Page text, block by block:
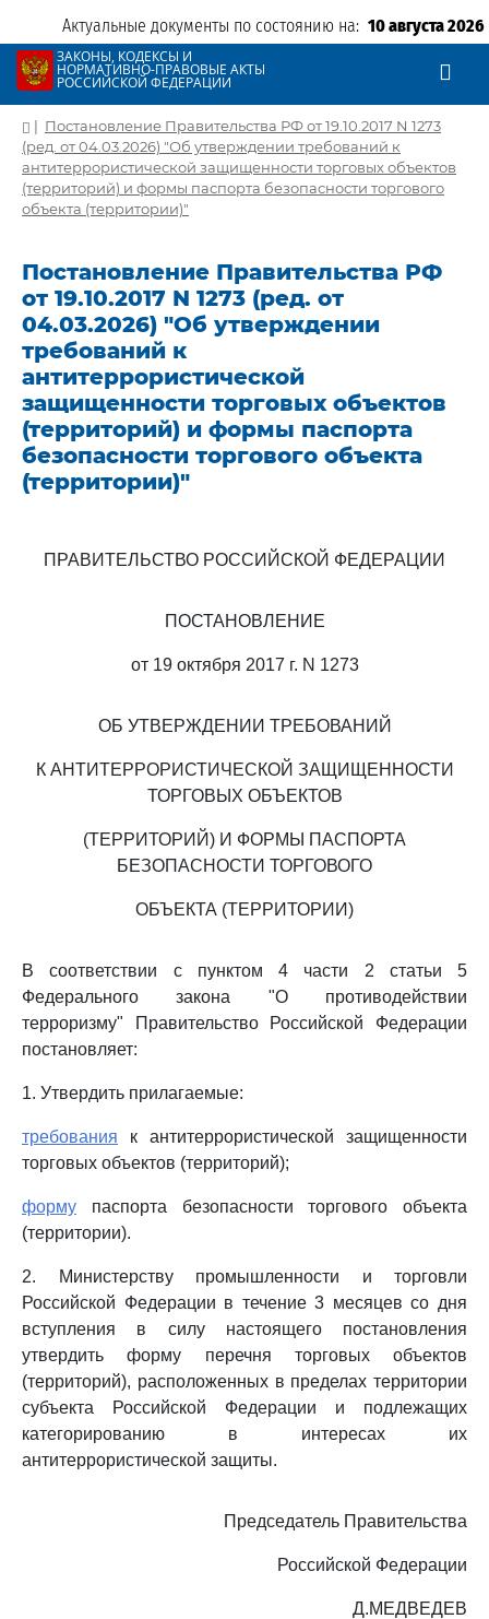
Актуальные документы по состоянию на: 10 августа 2026
ЗАКОНЫ, КОДЕКСЫ И
НОРМАТИВНО-ПРАВОВЫЕ АКТЫ
РОССИЙСКОЙ ФЕДЕРАЦИИ
| Постановление Правительства РФ от 19.10.2017 N 1273
(ред. от 04.03.2026) "Об утверждении требований к
антитеррористической защищенности торговых объектов
(территорий) и формы паспорта безопасности торгового
объекта (территории)"
Постановление Правительства РФ
от 19.10.2017 N 1273 (ред. от
04.03.2026) "Об утверждении
требований к
антитеррористической
защищенности торговых объектов
(территорий) и формы паспорта
безопасности торгового объекта
(территории)"
ПРАВИТЕЛЬСТВО РОССИЙСКОЙ ФЕДЕРАЦИИ
ПОСТАНОВЛЕНИЕ
от 19 октября 2017 г. N 1273
ОБ УТВЕРЖДЕНИИ ТРЕБОВАНИЙ
К АНТИТЕРРОРИСТИЧЕСКОЙ ЗАЩИЩЕННОСТИ
ТОРГОВЫХ ОБЪЕКТОВ
(ТЕРРИТОРИЙ) И ФОРМЫ ПАСПОРТА
БЕЗОПАСНОСТИ ТОРГОВОГО
ОБЪЕКТА (ТЕРРИТОРИИ)
В соответствии с пунктом 4 части 2 статьи 5
Федерального закона "О противодействии
терроризму" Правительство Российской Федерации
постановляет:
1. Утвердить прилагаемые:
требования к антитеррористической защищенности
торговых объектов (территорий);
форму паспорта безопасности торгового объекта
(территории).
2. Министерству промышленности и торговли
Российской Федерации в течение 3 месяцев со дня
вступления в силу настоящего постановления
утвердить форму перечня торговых объектов
(территорий), расположенных в пределах территории
субъекта Российской Федерации и подлежащих
категорированию в интересах их
антитеррористической защиты.
Председатель Правительства
Российской Федерации
Д.МЕДВЕДЕВ